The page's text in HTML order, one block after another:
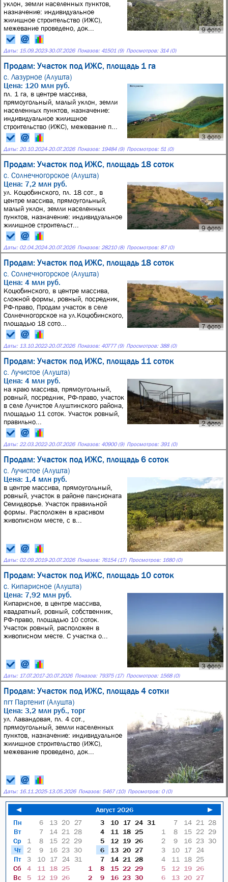
9 фото
уклон, земли населенных пунктов,
назначение: индивидуальное
жилищное строительство (ИЖС),
межевание проведено, док...
Даты: 15.09.2023-30.07.2026 Показов: 41501 (9) Просмотров: 314 (0)
Продам: Участок под ИЖС, площадь 1 га
с. Лазурное (Алушта)
3 фото
Цена: 120 млн руб.
пл. 1 га, в центре массива,
прямоугольный, малый уклон, земли
населенных пунктов, назначение:
индивидуальное жилищное
строительство (ИЖС), межевание п...
Даты: 20.10.2024-20.07.2026 Показов: 19484 (9) Просмотров: 51 (0)
Продам: Участок под ИЖС, площадь 18 соток
с. Солнечногорское (Алушта)
9 фото
Цена: 7,2 млн руб.
ул. Коцюбинского, пл. 18 сот., в
центре массива, прямоугольный,
малый уклон, земли населенных
пунктов, назначение: индивидуальное
жилищное строительст...
Даты: 02.04.2024-20.07.2026 Показов: 28210 (8) Просмотров: 87 (0)
Продам: Участок под ИЖС, площадь 18 соток
с. Солнечногорское (Алушта)
7 фото
Цена: 4 млн руб.
Коцюбинского, в центре массива,
сложной формы, ровный, посредник,
РФ-право, Продам участок в селе
Солнечногорское на ул.Коцюбинского,
площадью 18 сото...
Даты: 13.10.2022-20.07.2026 Показов: 40777 (9) Просмотров: 388 (0)
Продам: Участок под ИЖС, площадь 11 соток
с. Лучистое (Алушта)
2 фото
Цена: 4 млн руб.
на краю массива, прямоугольный,
ровный, посредник, РФ-право, участок
в селе Лучистое Алуштинского района,
площадью 11 соток. Участок ровный,
правильно...
Даты: 22.03.2022-20.07.2026 Показов: 40900 (9) Просмотров: 391 (0)
Продам: Участок под ИЖС, площадь 6 соток
с. Лучистое (Алушта)
Цена: 1,4 млн руб.
в центре массива, прямоугольный,
ровный, участок в районе пансионата
Семидворье. Участок правильной
формы. Расположен в красивом
живописном месте, с в...
Даты: 02.09.2019-20.07.2026 Показов: 76154 (17) Просмотров: 1680 (0)
Продам: Участок под ИЖС, площадь 10 соток
с. Кипарисное (Алушта)
3 фото
Цена: 7,92 млн руб.
Кипарисное, в центре массива,
квадратный, ровный, собственник,
РФ-право, площадью 10 соток.
Участок ровный, расположен в
живописном месте. С участка о...
Даты: 17.07.2017-20.07.2026 Показов: 79375 (17) Просмотров: 1568 (0)
Продам: Участок под ИЖС, площадь 4 сотки
пгт Партенит (Алушта)
Цена: 3,2 млн руб., торг
ул. Лавандовая, пл. 4 сот.,
прямоугольный, земли населенных
пунктов, назначение: индивидуальное
жилищное строительство (ИЖС),
межевание проведено, док...
Даты: 16.11.2025-13.05.2026 Показов: 5467 (10) Просмотров: 0 (0)
◄ Август 2026
►
Пн
Вт
Ср
Чт
Пт
Сб
Вс
6 13 20
27
7
14 21
28
1
8 15 22 29
2
9 16 23 30
3
10 17 24 31
4
11 18 25
5
12 19 26
3 10 17 24 31
4
11 18 25
5
12 19 26
6
13 20 27
7
14 21
28
1
8 15 22 29
2
9 16 23 30
7 14 21
28
1
8 15 22 29
2
9 16 23 30
3
10 17
24
4
11 18 25
5
12 19 26
6
13 20 27